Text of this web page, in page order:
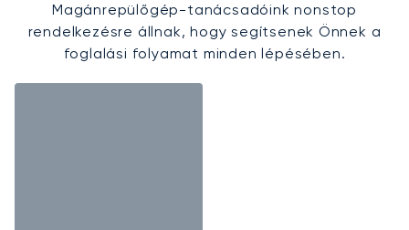
Magánrepülőgép-tanácsadóink nonstop
rendelkezésre állnak, hogy segítsenek Önnek a
foglalási folyamat minden lépésében.